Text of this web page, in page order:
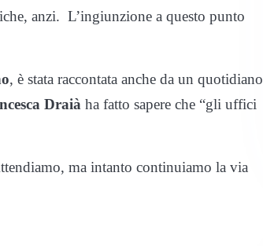
anzi. L’ingiunzione a questo punto
, è stata raccontata anche da un quotidiano
Draià ha fatto sapere che “gli uffici
ma intanto continuiamo la via